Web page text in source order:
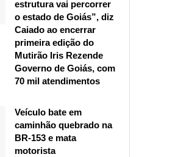
estrutura vai percorrer
o estado de Goiás”, diz
Caiado ao encerrar
primeira edição do
Mutirão Iris Rezende
Governo de Goiás, com
70 mil atendimentos
Veículo bate em
caminhão quebrado na
BR-153 e mata
motorista